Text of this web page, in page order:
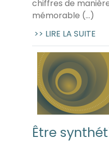
chiffres de
mémorable (...)
>> LIRE LA SUITE
Être